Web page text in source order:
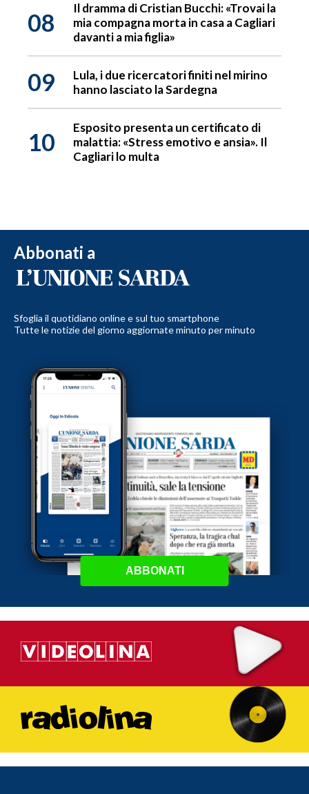
08
Il dramma di Cristian Bucchi: «Trovai la
mia compagna morta in casa a Cagliari
davanti a mia figlia»
09
Lula, i due ricercatori finiti nel mirino
hanno lasciato la Sardegna
10
Esposito presenta un certificato di
malattia: «Stress emotivo e ansia». Il
Cagliari lo multa
Abbonati a
Sfoglia il quotidiano online e sul tuo smartphone
Tutte le notizie del giorno aggiornate minuto per minuto
ABBONATI